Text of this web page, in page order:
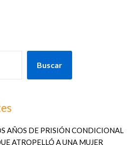
Buscar
AÑOS DE PRISIÓN CONDICIONAL
ATROPELLÓ A UNA MUJER